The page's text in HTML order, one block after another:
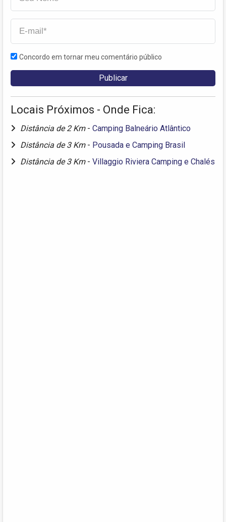
Concordo em tornar meu comentário público
Locais Próximos - Onde Fica:
Distância de 2 Km - Camping Balneário Atlântico
Distância de 3 Km - Pousada e Camping Brasil
Distância de 3 Km - Villaggio Riviera Camping e Chalés